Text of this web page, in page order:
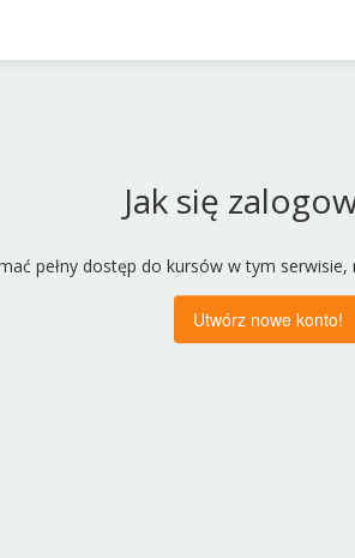
Jak się
pełny dostęp do kursów w tym